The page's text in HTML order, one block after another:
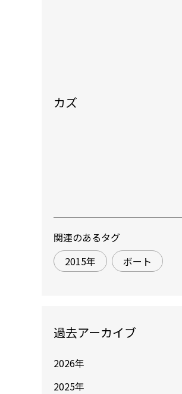
カズ
関連のあるタグ
2015年
ボート
過去アーカイブ
2026年
2025年